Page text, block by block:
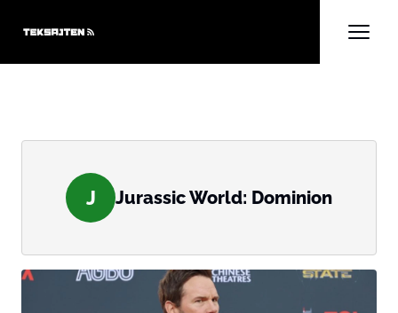
J Jurassic World: Dominion